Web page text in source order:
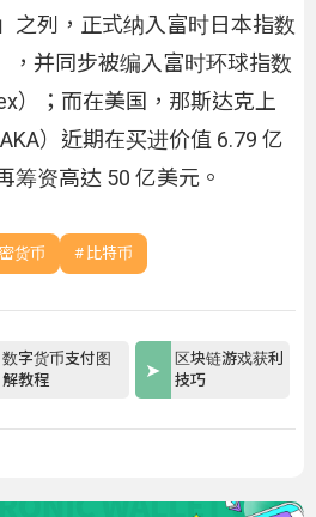
之列，正式纳入富时日本指数
，并同步被编入富时环球指数
）；而在美国，那斯达克上
）近期在买进价值 6.79 亿
筹资高达 50 亿美元。
货币 比特币
数字货币支付图
解教程
区块链游戏获利
技巧